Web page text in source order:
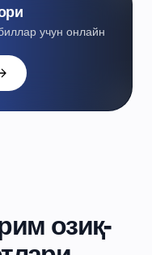
учун онлайн
озиқ-